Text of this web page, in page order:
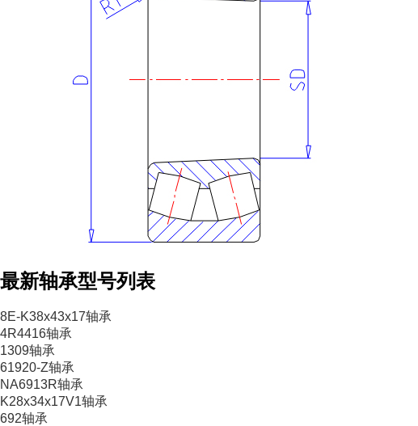
最新轴承型号列表
8E-K38x43x17轴承
4R4416轴承
1309轴承
61920-Z轴承
NA6913R轴承
K28x34x17V1轴承
692轴承